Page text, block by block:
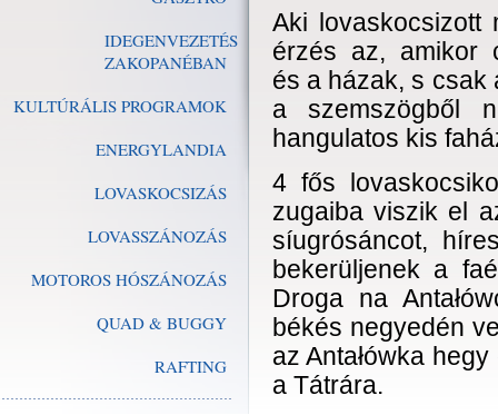
IDEGENVEZETÉS
ZAKOPANÉBAN
KULTÚRÁLIS PROGRAMOK
ENERGYLANDIA
LOVASKOCSIZÁS
LOVASSZÁNOZÁS
MOTOROS HÓSZÁNOZÁS
QUAD & BUGGY
RAFTING
Aki lovaskocsizott
érzés az, amikor
és a házak, s csak
a szemszögből
hangulatos kis
4 fős
zugaiba viszik el
síugrósáncot,
bekerüljenek a
Droga na
békés negyedén
az Antałówka
a Tátrára.